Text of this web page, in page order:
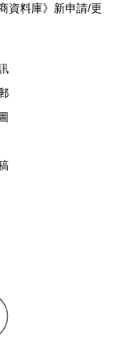
資料庫》新申請/更